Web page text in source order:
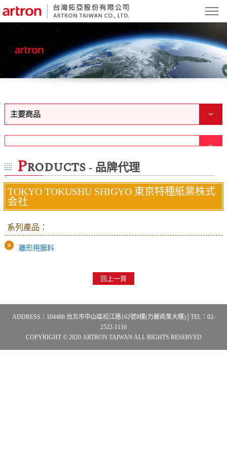
主要商品
Products- 品牌代理
TOKYO TOKUSHU SHIGYO 東京特種紙業株式
会社
系列產品：
離形用膜料
回上一頁
ADDRESS：104488 台北市中山區松江路162號8樓(力麗商業大樓)│TEL：02-
2522-1116
COPYRIGHT © 2020 ARTRON TAIWAN ALL RIGHTS RESERVED